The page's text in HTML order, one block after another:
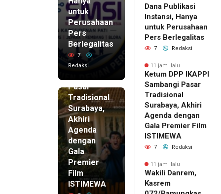
untuk
Perusahaan
Pers
Berlegalitas
7
Redaksi
11 jam lalu
Ketum
DPP
IKAPPI
Pasar
Tradisional
Surabaya,
Akhiri
Agenda
dengan
Gala
Premier
Film
ISTIMEWA
Dana Publikasi
Instansi, Hanya
untuk Perusahaan
Pers Berlegalitas
7 Redaksi
11 jam lalu
Ketum DPP IKAPPI
Sambangi Pasar
Tradisional
Surabaya, Akhiri
Agenda dengan
Gala Premier Film
ISTIMEWA
7 Redaksi
11 jam lalu
Wakili Danrem,
Kasrem